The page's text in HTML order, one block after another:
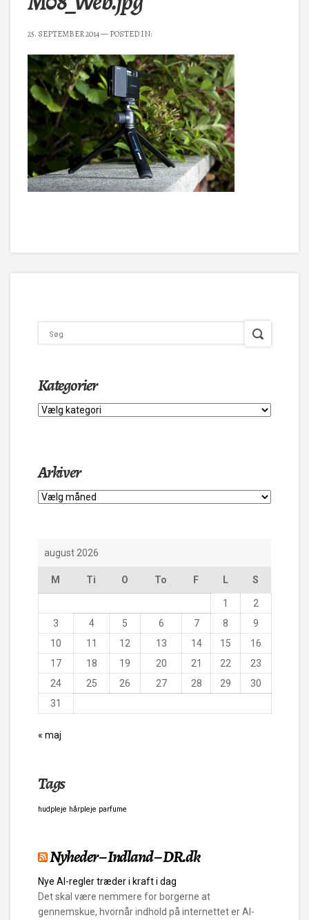
25. SEPTEMBER 2014— POSTED IN:
Kategorier
Kategorier
Arkiver
Arkiver
august 2026
M Ti O To F L S
1
2
3
4 5 6 7 8
9
10
11 12 13 14 15
16
17
18 19 20 21 22
23
24
25 26 27 28 29
30
31
« maj
Tags
hudpleje hårpleje parfume
Nyheder – Indland – DR.dk
Nye AI-regler træder i kraft i dag
Det skal være nemmere for borgerne at
gennemskue, hvornår indhold på internettet er AI-